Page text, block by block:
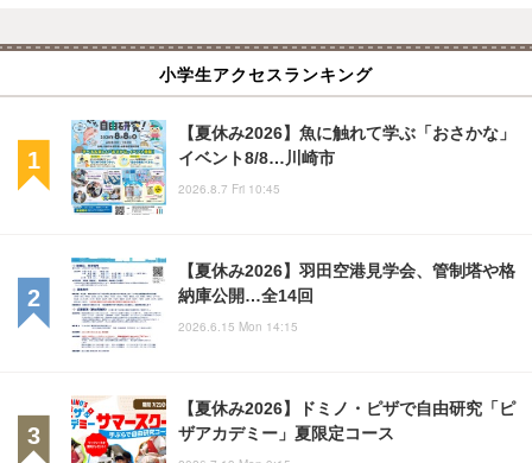
小学生アクセスランキング
【夏休み2026】魚に触れて学ぶ「おさかな」
イベント8/8…川崎市
2026.8.7 Fri 10:45
【夏休み2026】羽田空港見学会、管制塔や格
納庫公開…全14回
2026.6.15 Mon 14:15
【夏休み2026】ドミノ・ピザで自由研究「ピ
ザアカデミー」夏限定コース